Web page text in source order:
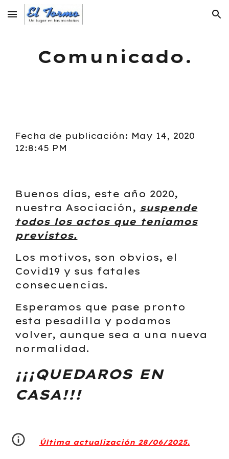
Skip to main content Skip to navigation
Comunicado.
Fecha de publicación: May 14, 2020
12:8:45 PM
Buenos días, este año 2020,
nuestra Asociación, suspende
todos los actos que teníamos
previstos.
Los motivos, son obvios, el
Covid19 y sus fatales
consecuencias.
Esperamos que pase pronto
esta pesadilla y podamos
volver, aunque sea a una nueva
normalidad.
¡¡¡QUEDAROS EN
CASA!!!
Última actualización 28/06/2025.